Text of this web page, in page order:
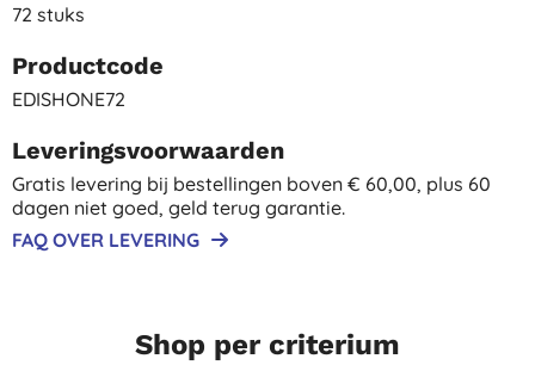
72 stuks
Productcode
EDISHONE72
Leveringsvoorwaarden
Gratis levering bij bestellingen boven € 60,00, plus 60
dagen niet goed, geld terug garantie.
FAQ OVER LEVERING
Shop per criterium